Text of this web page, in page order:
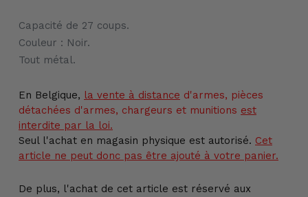
panier
Capacité de 27 coups.
Couleur : Noir.
Tout métal.
En Belgique, la vente à distance d'armes, pièces
détachées d'armes, chargeurs et munitions est
interdite par la loi.
Seul l'achat en magasin physique est autorisé. Cet
article ne peut donc pas être ajouté à votre panier.
De plus, l'achat de cet article est réservé aux